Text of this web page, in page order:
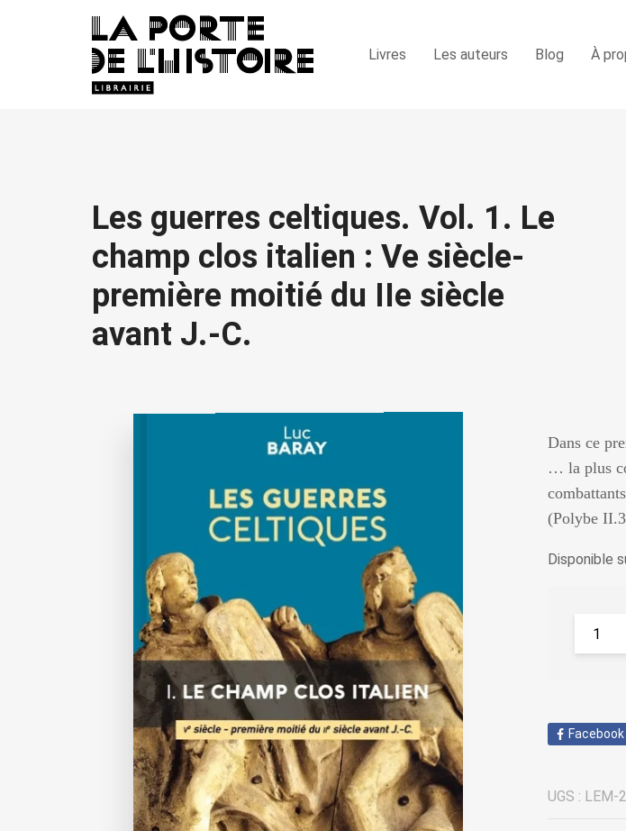
Livres Les auteurs Blog À
Les guerres celtiques. Vol. 1. Le
champ clos italien : Ve siècle-
première moitié du IIe siècle
avant J.-C.
Dans ce
… la plus
(Polybe
Disponible
Facebook
UGS : LEM-